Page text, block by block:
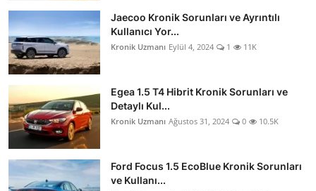
Jaecoo Kronik Sorunları ve Ayrıntılı
Kullanıcı Yor...
Kronik Uzmanı Eylül 4, 2024 1 11K
Egea 1.5 T4 Hibrit Kronik Sorunları ve
Detaylı Kul...
Kronik Uzmanı Ağustos 31, 2024 0 10.5K
Ford Focus 1.5 EcoBlue Kronik Sorunları
ve Kullanı...